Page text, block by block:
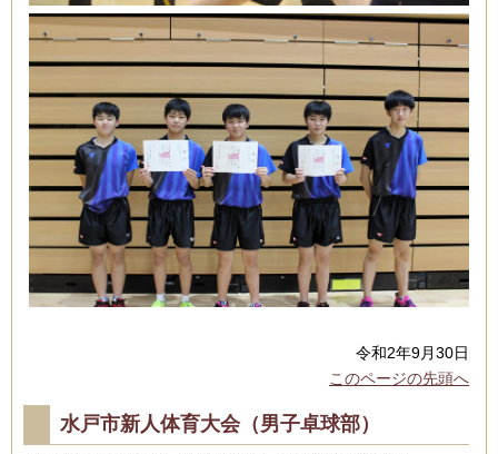
令和2年9月30日
このページの先頭へ
水戸市新人体育大会（男子卓球部）